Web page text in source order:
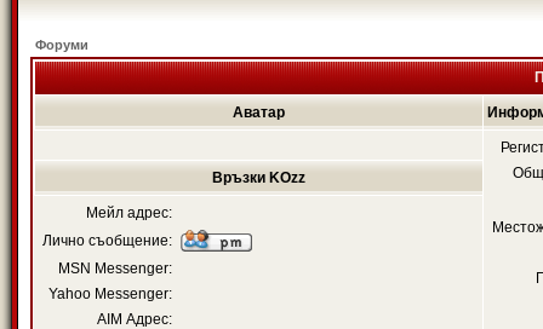
Форуми
Аватар
Връзки KOzz
Мейл адрес:
Лично съобщение:
MSN Messenger:
Yahoo Messenger:
AIM Адрес: